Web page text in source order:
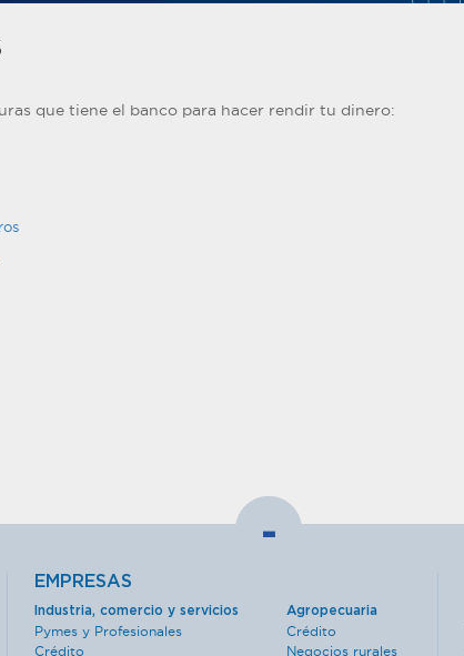
que tiene el banco para hacer rendir tu dinero:
-
EMPRESAS
Industria, comercio y servicios
Pymes y Profesionales
Crédito
Agropecuaria
Crédito
Negocios rurales